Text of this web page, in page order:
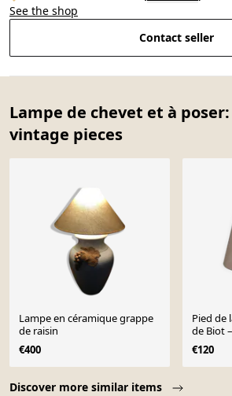
See the shop
Contact seller
Lampe de chevet et à
vintage pieces
Discover more similar items
Lampe en céramique grappe
de raisin
€400
Pied de
de Biot
Vintage
€120